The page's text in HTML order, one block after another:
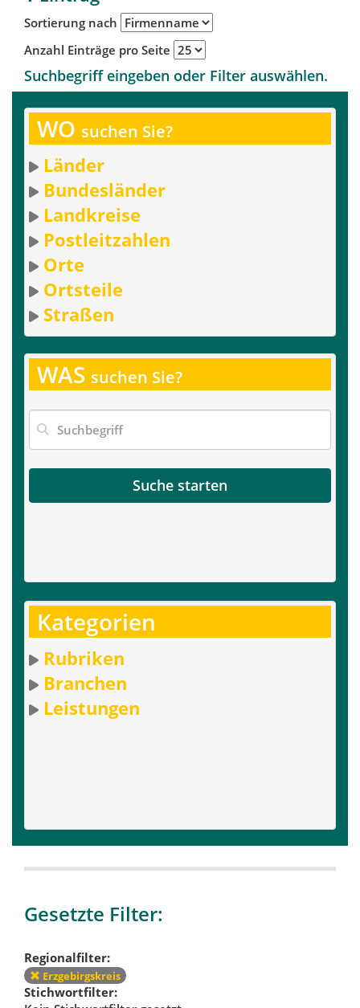
Sortierung nach
Anzahl Einträge pro Seite
Suchbegriff eingeben oder Filter auswählen.
WO suchen Sie?
Länder
Bundesländer
Landkreise
Postleitzahlen
Orte
Ortsteile
Straßen
WAS suchen Sie?
Suche starten
Kategorien
Rubriken
Branchen
Leistungen
Gesetzte Filter:
Regionalfilter:
Erzgebirgskreis
Stichwortfilter: